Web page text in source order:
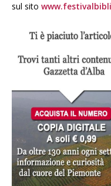
sul sito